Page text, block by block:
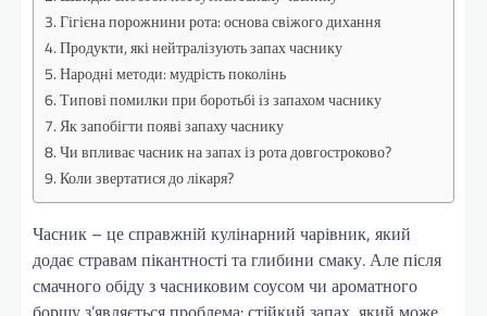
Гігієна порожнини рота: основа свіжого дихання
Продукти, які нейтралізують запах часнику
Народні методи: мудрість поколінь
Типові помилки при боротьбі із запахом часнику
Як запобігти появі запаху часнику
Чи впливає часник на запах із рота довгостроково?
Коли звертатися до лікаря?
Часник – це справжній кулінарний чарівник, який
додає стравам пікантності та глибини смаку. Але після
смачного обіду з часниковим соусом чи ароматного